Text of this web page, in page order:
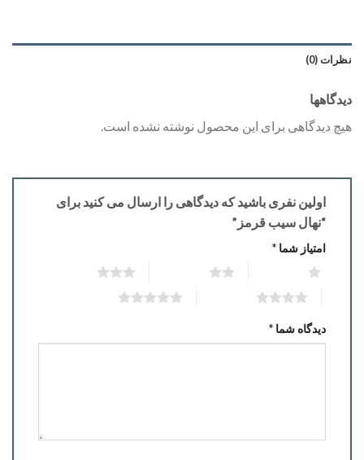
نظرات (0)
دیدگاهها
هیچ دیدگاهی برای این محصول نوشته نشده است.
اولین نفری باشید که دیدگاهی را ارسال می کنید برای
“نهال سیب قرمز”
امتیاز شما *
دیدگاه شما *